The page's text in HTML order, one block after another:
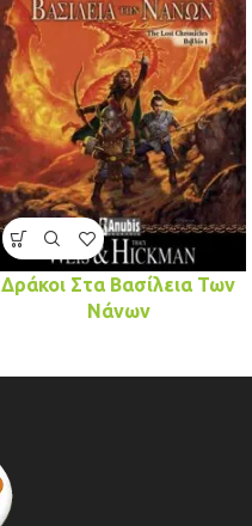
Δράκοι Στα Βασίλεια Των
Νάνων